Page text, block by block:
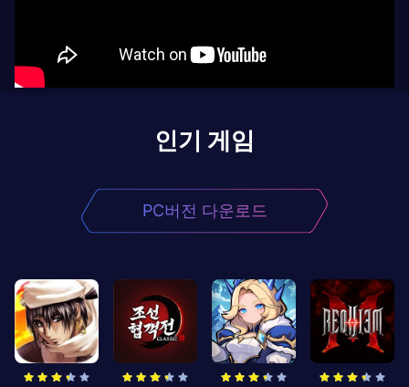
인기 게임
PC버전 다운로드